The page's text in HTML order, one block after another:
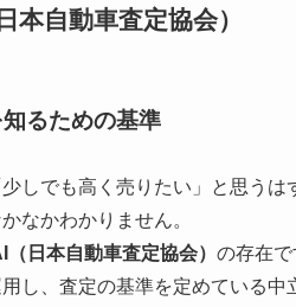
自動車査定協会）
るための基準
しでも高く売りたい」と思う
なかわかりません。
日本自動車査定協会） の存在
し、査定の基準を定めている中